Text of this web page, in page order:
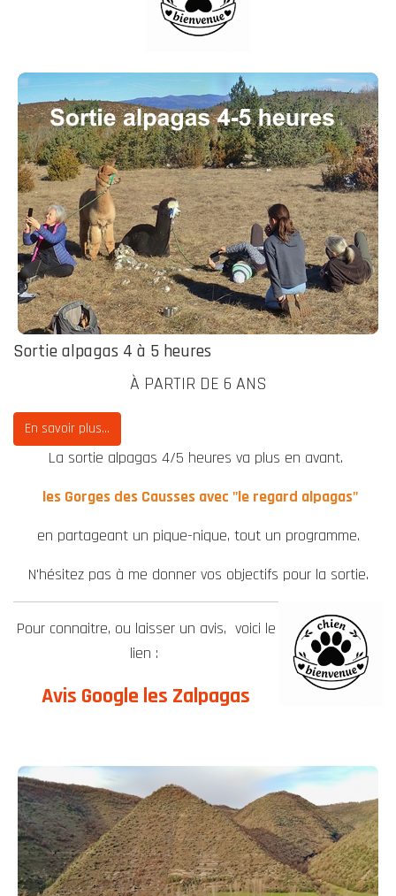
Sortie alpagas 4 à 5 heures
À PARTIR DE 6 ANS
En savoir plus...
La sortie alpagas 4/5 heures va plus en avant.
les Gorges des Causses avec "le regard alpagas"
en partageant un pique-nique, tout un programme.
N'hésitez pas à me donner vos objectifs pour la sortie.
Pour connaitre, ou laisser un avis, voici le
lien :
Avis Google les Zalpagas